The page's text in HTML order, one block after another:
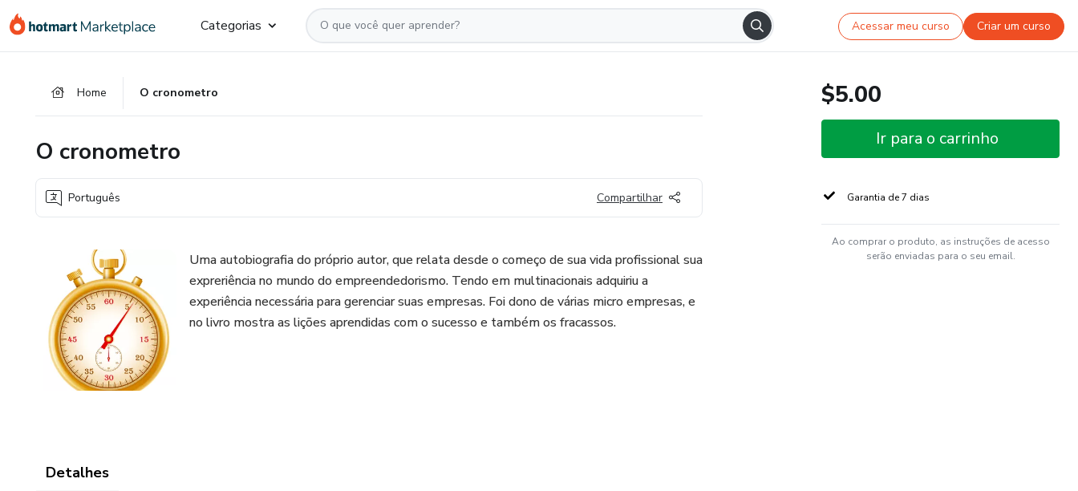
para
para
para
Categorias Acessar meu curso Criar um curso
Home O cronometro
O cronometro
Português Compartilhar
Uma autobiografia do próprio autor, que relata desde o começo de sua vida profissional sua
expreriência no mundo do empreendedorismo. Tendo em multinacionais adquiriu a
experiência necessária para gerenciar suas empresas. Foi dono de várias micro empresas, e
no livro mostra as lições aprendidas com o sucesso e também os fracassos.
Detalhes
$5.00
Ir para o carrinho
Garantia de 7 dias
Ao comprar o produto, as instruções de acesso
serão enviadas para o seu email.